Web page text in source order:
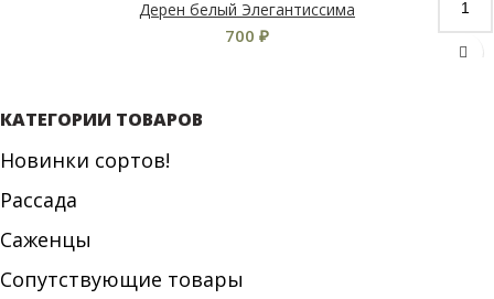
Дерен белый Элегантиссима
700 ₽
КАТЕГОРИИ ТОВАРОВ
Новинки сортов!
Рассада
Саженцы
Сопутствующие товары